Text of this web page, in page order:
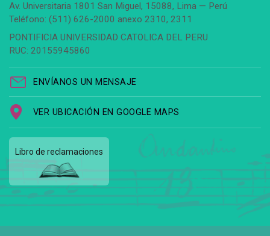
Av. Universitaria 1801 San Miguel, 15088, Lima — Perú
Teléfono: (511) 626-2000 anexo 2310, 2311
PONTIFICIA UNIVERSIDAD CATOLICA DEL PERU
RUC: 20155945860
ENVÍANOS UN MENSAJE
VER UBICACIÓN EN GOOGLE MAPS
Libro de reclamaciones